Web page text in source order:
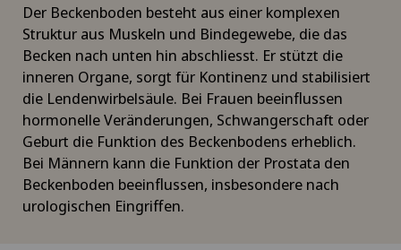
Der Beckenboden besteht aus einer komplexen
Struktur aus Muskeln und Bindegewebe, die das
Becken nach unten hin abschliesst. Er stützt die
inneren Organe, sorgt für Kontinenz und stabilisiert
die Lendenwirbelsäule. Bei Frauen beeinflussen
hormonelle Veränderungen, Schwangerschaft oder
Geburt die Funktion des Beckenbodens erheblich.
Bei Männern kann die Funktion der Prostata den
Beckenboden beeinflussen, insbesondere nach
urologischen Eingriffen.